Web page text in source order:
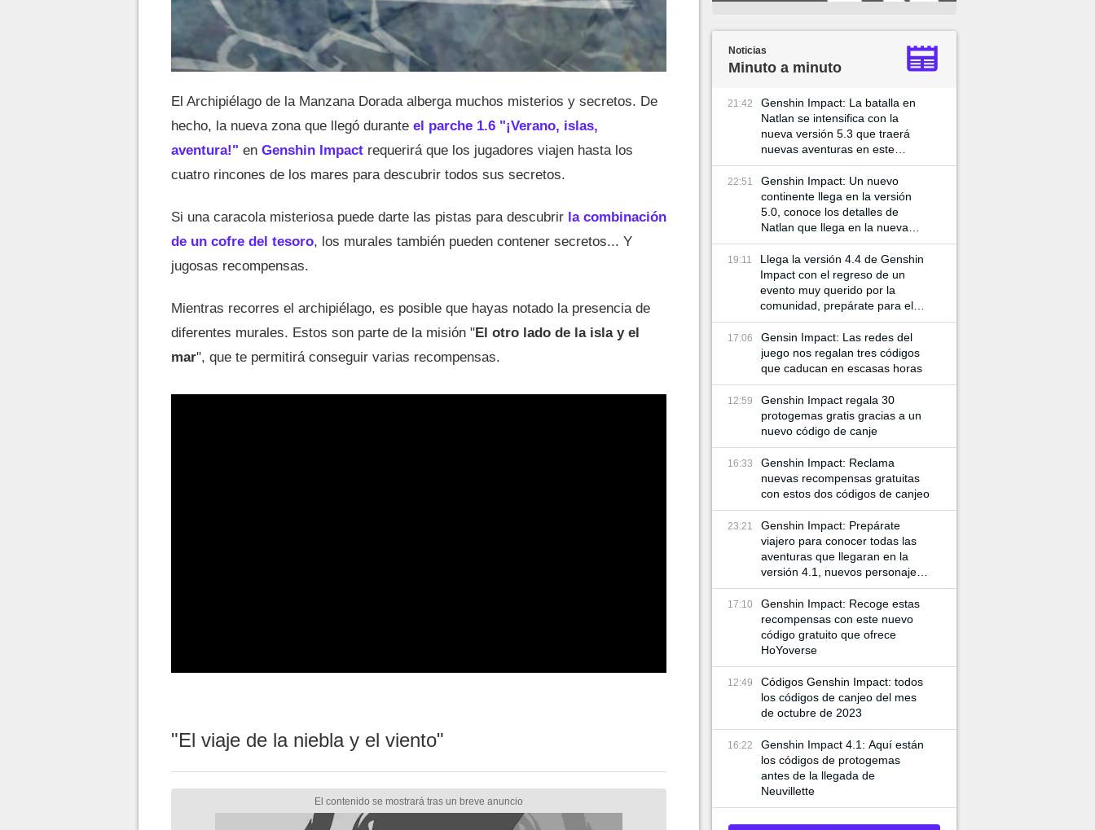
El Archipiélago de la Manzana Dorada alberga muchos misterios y secretos. De
hecho, la nueva zona que llegó durante el parche 1.6 "¡Verano, islas,
aventura!" en Genshin Impact requerirá que los jugadores viajen hasta los
cuatro rincones de los mares para descubrir todos sus secretos.
Si una caracola misteriosa puede darte las pistas para descubrir la combinación
de un cofre del tesoro, los murales también pueden contener secretos... Y
jugosas recompensas.
Mientras recorres el archipiélago, es posible que hayas notado la presencia de
diferentes murales. Estos son parte de la misión "El otro lado de la isla y el
mar", que te permitirá conseguir varias recompensas.
"El viaje de la niebla y el viento"
Noticias
Minuto a minuto
21:42
Genshin Impact: La batalla en
Natlan se intensifica con la
nueva versión 5.3 que traerá
nuevas aventuras en este
mundo
22:51
Genshin Impact: Un nuevo
continente llega en la versión
5.0, conoce los detalles de
Natlan que llega en la nueva
actualización
19:11
Llega la versión 4.4 de Genshin
Impact con el regreso de un
evento muy querido por la
comunidad, prepárate para el
Rito de la Linterna 2024
17:06
Gensin Impact: Las redes del
juego nos regalan tres códigos
que caducan en escasas horas
12:59
Genshin Impact regala 30
protogemas gratis gracias a un
nuevo código de canje
16:33
Genshin Impact: Reclama
nuevas recompensas gratuitas
con estos dos códigos de canjeo
23:21
Genshin Impact: Prepárate
viajero para conocer todas las
aventuras que llegaran en la
versión 4.1, nuevos personajes
y más misiones te esperan
17:10
Genshin Impact: Recoge estas
recompensas con este nuevo
código gratuito que ofrece
HoYoverse
12:49
Códigos Genshin Impact: todos
los códigos de canjeo del mes
de octubre de 2023
16:22
Genshin Impact 4.1: Aquí están
los códigos de protogemas
antes de la llegada de
Neuvillette